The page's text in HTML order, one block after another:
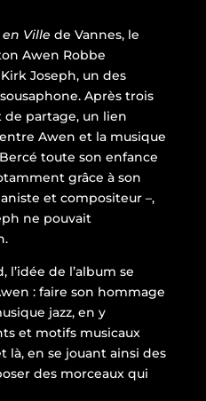
en Ville de Vannes, le
Awen Robbe
Joseph, un des
Après trois
de partage, un lien
Awen et la musique
toute son enfance
grâce à son
et compositeur –,
ne pouvait
l’idée de l’album se
: faire son hommage
jazz, en y
et motifs musicaux
là, en se jouant ainsi des
des morceaux qui